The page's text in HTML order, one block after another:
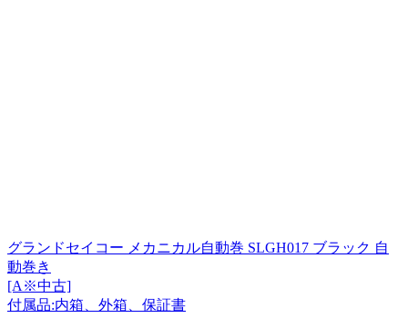
グランドセイコー メカニカル自動巻 SLGH017 ブラック 自
動巻き
[A※中古]
付属品:内箱、外箱、保証書